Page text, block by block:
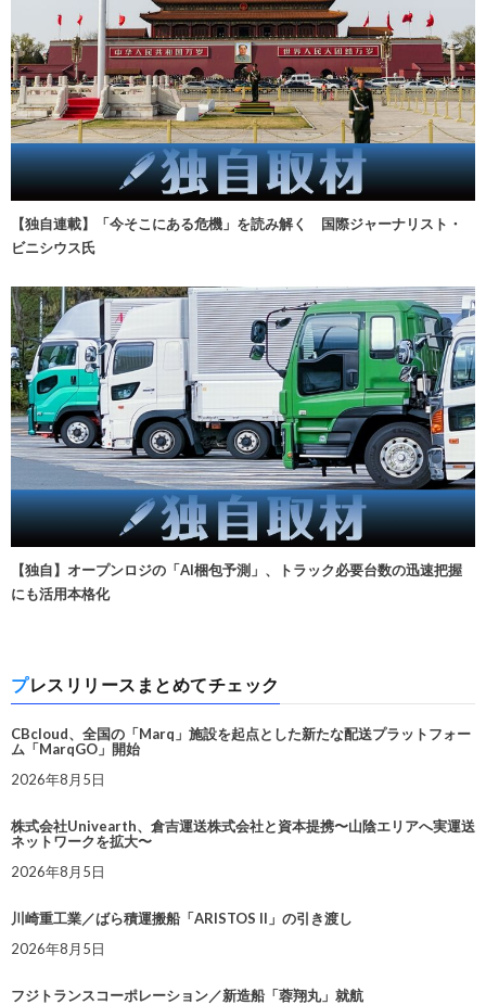
【独自連載】「今そこにある危機」を読み解く 国際ジャーナリスト・
ビニシウス氏
【独自】オープンロジの「AI梱包予測」、トラック必要台数の迅速把握
にも活用本格化
プレスリリースまとめてチェック
CBcloud、全国の「Marq」施設を起点とした新たな配送プラットフォー
ム「MarqGO」開始
2026年8月5日
株式会社Univearth、倉吉運送株式会社と資本提携〜山陰エリアへ実運送
ネットワークを拡大〜
2026年8月5日
川崎重工業／ばら積運搬船「ARISTOS II」の引き渡し
2026年8月5日
フジトランスコーポレーション／新造船「蓉翔丸」就航